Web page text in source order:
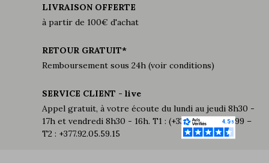
LIVRAISON OFFERTE
à partir de 100€ d'achat
RETOUR GRATUIT*
Remboursement sous 24h (voir conditions)
SERVICE CLIENT - live
Appel gratuit, à votre écoute du lundi au jeudi 8h30 -
17h et vendredi 8h30 - 16h. T1 : (+33 ) 6 07 93 02 99 –
T2 : +377.92.05.59.15